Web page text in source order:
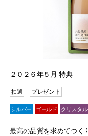
２０２６年５月 特典
抽選 プレゼント
シルバー ゴールド クリスタル
最高の品質を求めてつく